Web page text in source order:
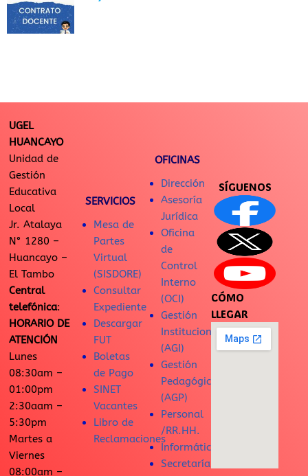
UGEL
HUANCAYO
Unidad de
Gestión
Educativa
Local
Jr. Atalaya
N° 1280 –
Huancayo –
El Tambo
Central
telefónica:
HORARIO DE
ATENCIÓN
Lunes
08:30am –
01:00pm
2:30aam –
5:30pm
Martes a
Viernes
08:00am –
SERVICIOS
Mesa de
Partes
Virtual
(SISDORE)
Consultar
Expediente
Descargar
FUT
Boletas
de Pago
SINET
Vacantes
Libro de
Reclamaciones
OFICINAS
Dirección
Asesoría
Jurídica
Oficina
de
Control
Interno
(OCI)
Gestión
Institucional
(AGI)
Gestión
Pedagógica
(AGP)
Personal
/RR.HH.
Informática
Secretaría
SÍGUENOS
CÓMO
LLEGAR